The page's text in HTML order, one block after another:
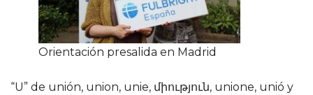
Orientación presalida en Madrid
“U” de unión, union, unie, միություն, unione, unió y